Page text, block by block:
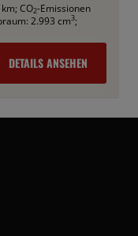
; CO2-Emissionen
2.993 cm3;
DETAILS ANSEHEN